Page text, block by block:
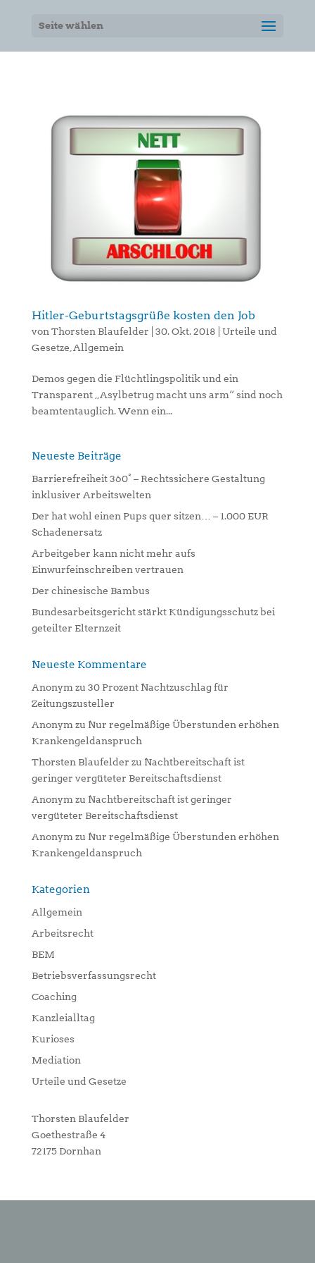
Seite wählen
Hitler-Geburtstagsgrüße kosten den Job
von Thorsten Blaufelder 30. Okt. 2018
Urteile und
Gesetze Allgemein
Demos gegen die Flüchtlingspolitik und ein
Transparent „Asylbetrug macht uns arm“ sind noch
beamtentauglich. Wenn ein...
Neueste Beiträge
Barrierefreiheit 360° – Rechtssichere Gestaltung
inklusiver Arbeitswelten
Der hat wohl einen Pups quer sitzen… – 1.000 EUR
Schadenersatz
Arbeitgeber kann nicht mehr aufs
Einwurfeinschreiben vertrauen
Der chinesische Bambus
Bundesarbeitsgericht stärkt Kündigungsschutz bei
geteilter Elternzeit
Neueste Kommentare
Anonym zu 30 Prozent Nachtzuschlag für
Zeitungszusteller
Anonym zu Nur regelmäßige Überstunden erhöhen
Krankengeldanspruch
Thorsten Blaufelder zu Nachtbereitschaft ist
geringer vergüteter Bereitschaftsdienst
Anonym zu Nachtbereitschaft ist geringer
vergüteter Bereitschaftsdienst
Anonym zu Nur regelmäßige Überstunden erhöhen
Krankengeldanspruch
Kategorien
Allgemein
Arbeitsrecht
BEM
Betriebsverfassungsrecht
Coaching
Kanzleialltag
Kurioses
Mediation
Urteile und Gesetze
Thorsten Blaufelder
Goethestraße 4
72175 Dornhan